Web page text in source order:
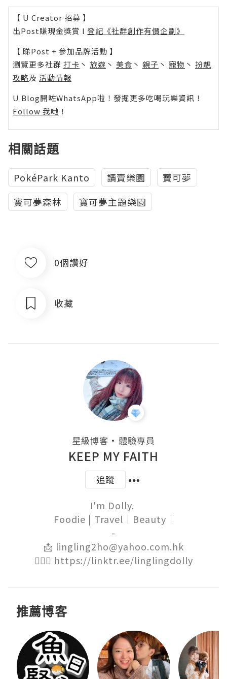
【 U Creator 招募 】
出Post賺現金獎賞 l 登記《社群創作有價企劃》
【 睇Post + 參加品牌活動 】
瀏覽更多社群 打卡 丶 旅遊 丶 美食 丶 親子 丶 寵物 丶 扮靚
攻略及 活動情報
U Blog開咗WhatsApp啦！發掘更多吃喝玩樂資訊！
Follow 我哋 ！
相關話題
PokéPark Kanto 讀賣樂園
寶可夢
寶可夢森林
寶可夢主題樂園
0個讚好
收藏
星級博客 ・ 體驗專員
KEEP MY FAITH
追蹤
I'm Dolly.
-
📩 lingling2ho@yahoo.com.hk
🙋🏻‍♀️ https://linktr.ee/linglingdolly
推薦博客